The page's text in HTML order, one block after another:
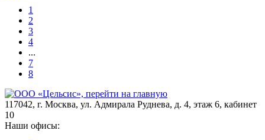
1
2
3
4
...
7
8
117042, г. Москва, ул. Адмирала Руднева, д. 4, этаж 6, кабинет
10
Наши офисы: